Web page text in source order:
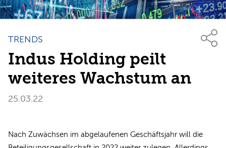
TRENDS
Indus Holding peilt
weiteres Wachstum an
25.03.22
Nach Zuwächsen im abgelaufenen Geschäftsjahr will die